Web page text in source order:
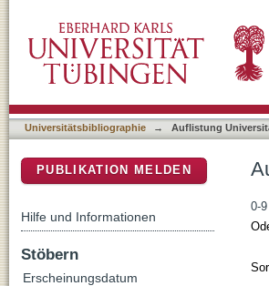
Universitätsbibliographie → Auflistung
0-9
PUBLIKATION MELDEN
Hilfe und Informationen
Stöbern
Erscheinungsdatum